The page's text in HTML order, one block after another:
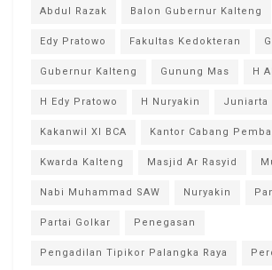
Abdul Razak Balon Gubernur Kalteng
Edy Pratowo Fakultas Kedokteran
Gubernur Kalteng Gunung Mas H
H Edy Pratowo H Nuryakin Juniarta
Kakanwil XI BCA Kantor Cabang
Kwarda Kalteng Masjid Ar Rasyid
Nabi Muhammad SAW Nuryakin
Partai Golkar Penegasan
Pengadilan Tipikor Palangka Raya